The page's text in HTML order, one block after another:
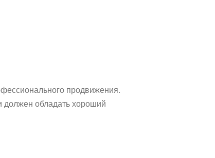
продвижения.
должен обладать хороший